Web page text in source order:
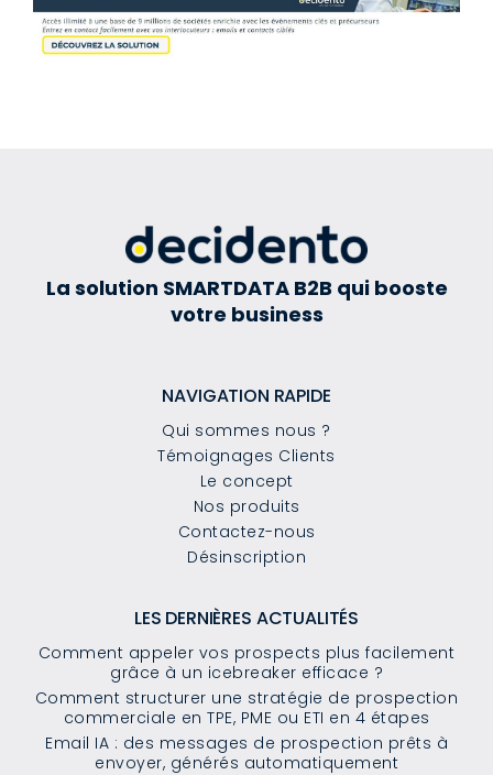
La solution SMARTDATA B2B qui booste
votre business
NAVIGATION RAPIDE
Qui sommes nous ?
Témoignages Clients
Le concept
Nos produits
Contactez-nous
Désinscription
LES DERNIÈRES ACTUALITÉS
Comment appeler vos prospects plus facilement
grâce à un icebreaker efficace ?
Comment structurer une stratégie de prospection
commerciale en TPE, PME ou ETI en 4 étapes
Email IA : des messages de prospection prêts à
envoyer, générés automatiquement